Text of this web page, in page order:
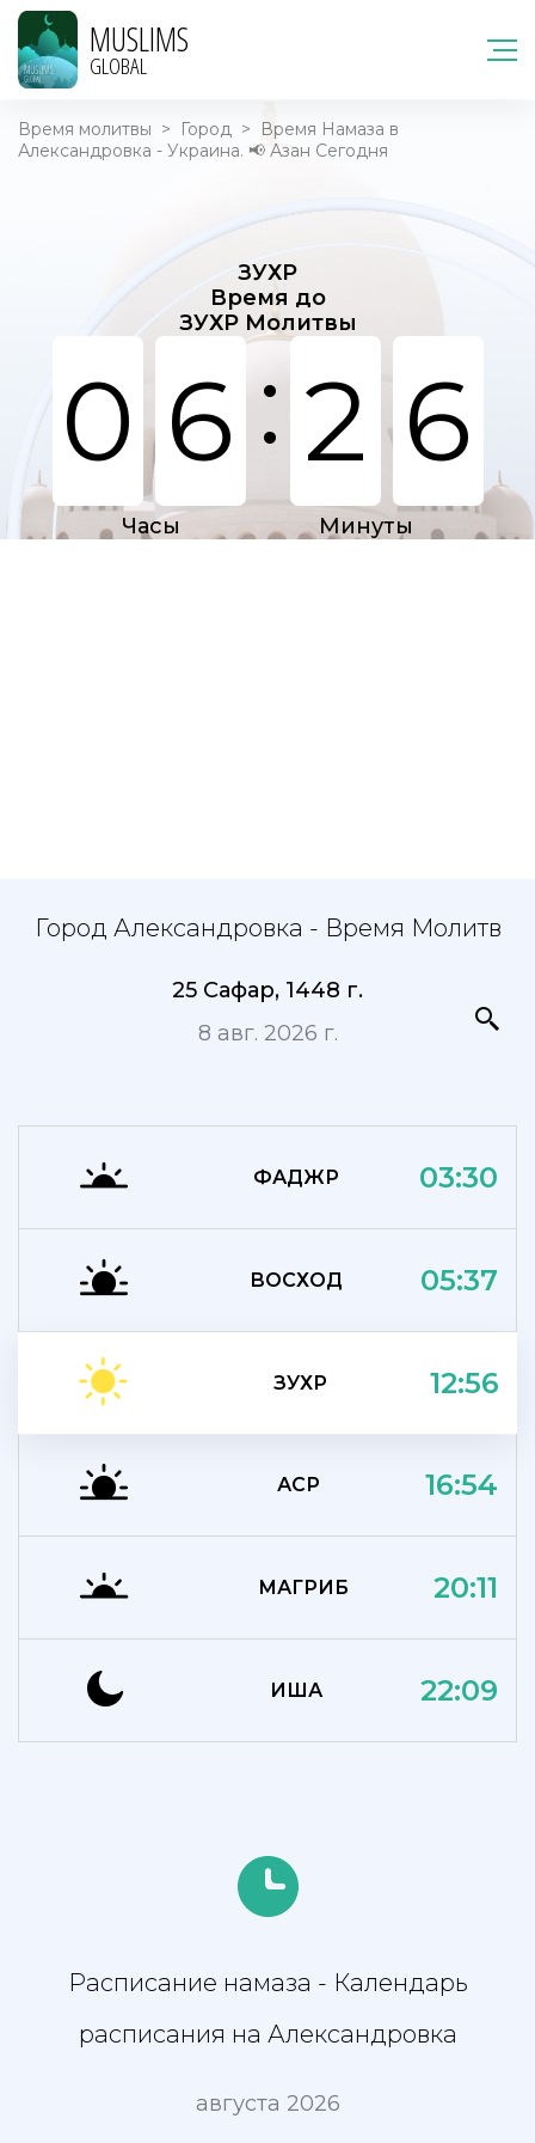
MUSLIMS
GLOBAL
Время молитвы > Город >
Время Намаза в
Александровка - Украина. 📢 Азан Сегодня
ЗУХР
Время до
ЗУХР Молитвы
0 6: 2 6
Часы Минуты
Город Александровка - Время Молитв
25 Сафар, 1448 г.
8 авг. 2026 г.
ФАДЖР 03:30
ВОСХОД 05:37
ЗУХР 12:56
АСР 16:54
МАГРИБ 20:11
ИША 22:09
Расписание намаза - Календарь
расписания на Александровка
августа 2026